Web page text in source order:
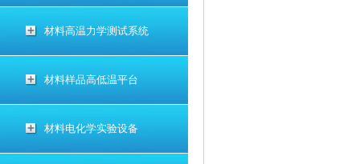
材料高温力学测试系统
材料样品高低温平台
材料电化学实验设备